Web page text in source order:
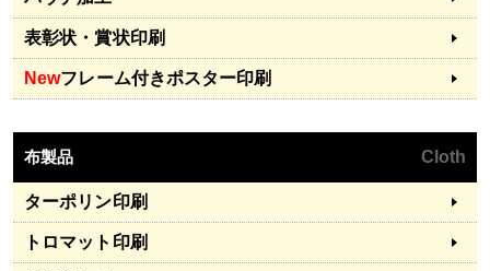
表彰状・賞状印刷
Newフレーム付きポスター印刷
布製品 Cloth
ターポリン印刷
トロマット印刷